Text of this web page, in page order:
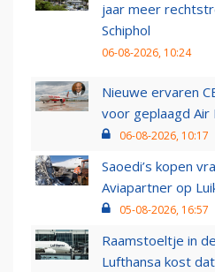
jaar meer
Schiphol
06-08-2026, 10:24
Nieuwe ervaren
voor geplaagd Air
06-08-2026, 10:17
Saoedi’s kopen
Aviapartner op
05-08-2026, 16:57
Raamstoeltje in
Lufthansa kost